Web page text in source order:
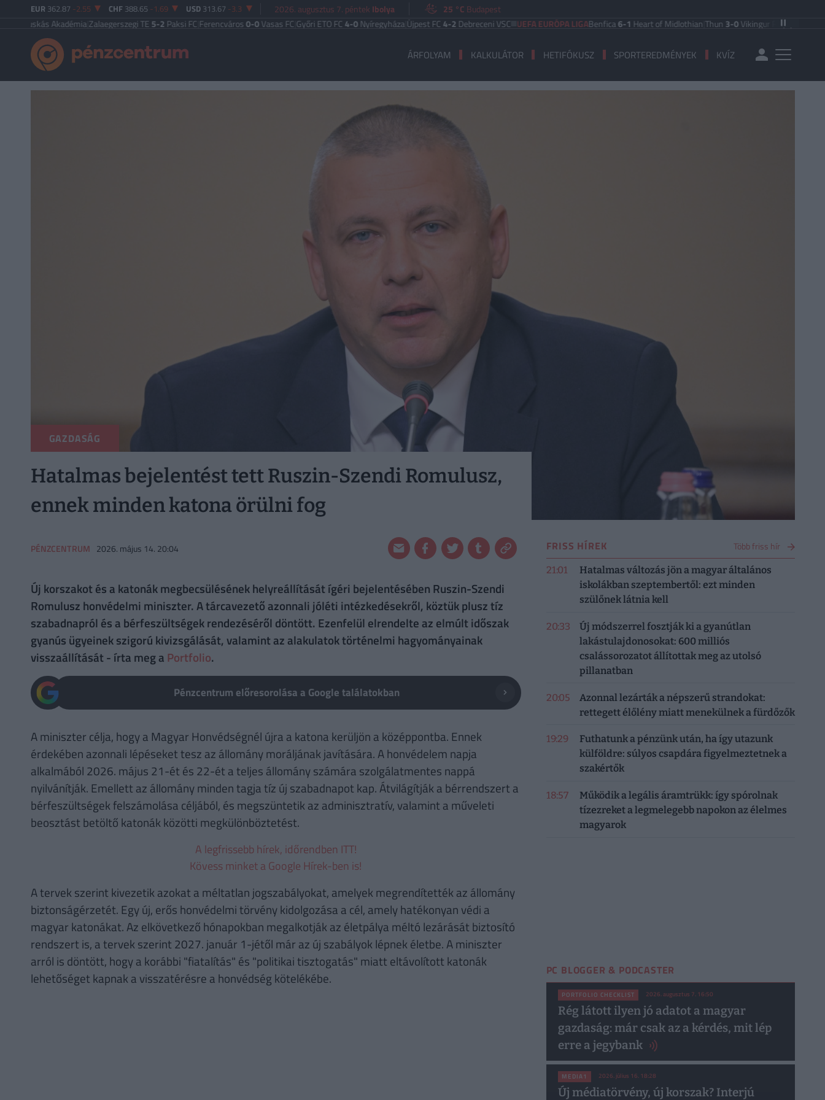
EUR 362.87 -2.55 CHF 388.65 -1.69 USD 313.67 -3.3 2026. augusztus 7. péntek Ibolya 25 °C Budapest
Akadémia|Zalaegerszegi TE5-2Paksi FC Ferencváros0-0Vasas FC|Győri ETO FC4-0Nyíregyháza|Újpest FC4-2Debreceni VSC UEFA EURÓPA LIGABenfica6-1Heart of Midlothian|Thun3-0Vikingur Reykjavik PAOK
ÁRFOLYAM KALKULÁTOR HETIFÓKUSZ SPORTEREDMÉNYEK KVÍZ
GAZDASÁG
Hatalmas bejelentést tett Ruszin-Szendi Romulusz,
ennek minden katona örülni fog
PÉNZCENTRUM 2026. május 14. 20:04
Új korszakot és a katonák megbecsülésének helyreállítását ígéri bejelentésében Ruszin-Szendi
Romulusz honvédelmi miniszter. A tárcavezető azonnali jóléti intézkedésekről, köztük plusz tíz
szabadnapról és a bérfeszültségek rendezéséről döntött. Ezenfelül elrendelte az elmúlt időszak
gyanús ügyeinek szigorú kivizsgálását, valamint az alakulatok történelmi hagyományainak
visszaállítását - írta meg a Portfolio.
Pénzcentrum előresorolása a Google találatokban
A miniszter célja, hogy a Magyar Honvédségnél újra a katona kerüljön a középpontba. Ennek
érdekében azonnali lépéseket tesz az állomány moráljának javítására. A honvédelem napja
alkalmából 2026. május 21-ét és 22-ét a teljes állomány számára szolgálatmentes nappá
nyilvánítják. Emellett az állomány minden tagja tíz új szabadnapot kap. Átvilágítják a bérrendszert a
bérfeszültségek felszámolása céljából, és megszüntetik az adminisztratív, valamint a műveleti
beosztást betöltő katonák közötti megkülönböztetést.
A legfrissebb hírek, időrendben ITT!
Kövess minket a Google Hírek-ben is!
A tervek szerint kivezetik azokat a méltatlan jogszabályokat, amelyek megrendítették az állomány
biztonságérzetét. Egy új, erős honvédelmi törvény kidolgozása a cél, amely hatékonyan védi a
magyar katonákat. Az elkövetkező hónapokban megalkotják az életpálya méltó lezárását biztosító
rendszert is, a tervek szerint 2027. január 1-jétől már az új szabályok lépnek életbe. A miniszter
arról is döntött, hogy a korábbi "fiatalítás" és "politikai tisztogatás" miatt eltávolított katonák
lehetőséget kapnak a visszatérésre a honvédség kötelékébe.
FRISS HÍREK Több friss hír
21:01
Hatalmas változás jön a magyar általános
iskolákban szeptembertől: ezt minden
szülőnek látnia kell
20:33
Új módszerrel fosztják ki a gyanútlan
lakástulajdonosokat: 600 milliós
csalássorozatot állítottak meg az utolsó
pillanatban
20:05
Azonnal lezárták a népszerű strandokat:
rettegett élőlény miatt menekülnek a fürdőzők
19:29
Futhatunk a pénzünk után, ha így utazunk
külföldre: súlyos csapdára figyelmeztetnek a
szakértők
18:57
Működik a legális áramtrükk: így spórolnak
tízezreket a legmelegebb napokon az élelmes
magyarok
PC BLOGGER & PODCASTER
PORTFOLIO CHECKLIST 2026. augusztus 7. 16:50
Rég látott ilyen jó adatot a magyar
gazdaság: már csak az a kérdés, mit lép
erre a jegybank
MEDIA1 2026. július 16. 18:28
Új médiatörvény, új korszak? Interjú